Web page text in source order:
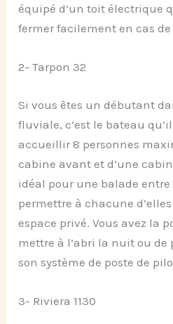
équipé d’un toit électrique
fermer facilement en cas de
2- Tarpon 32
Si vous êtes un débutant
fluviale, c’est le bateau
accueillir 8 personnes
cabine avant et d’une
idéal pour une balade
permettre à chacune
espace privé. Vous avez la
mettre à l’abri la nuit ou de
son système de poste de
3- Riviera 1130